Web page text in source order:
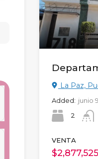
La Paz,
Added: junio
2
VENTA
$2,877,525